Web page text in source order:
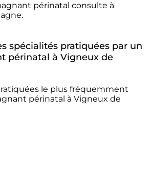
périnatal consulte à
spécialités pratiquées par un
périnatal à Vigneux de
le plus fréquemment
périnatal à Vigneux de